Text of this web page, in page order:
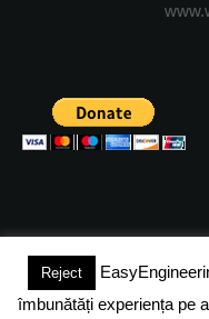
(c) 2024 -
Reject
îmbunătăți experiența pe